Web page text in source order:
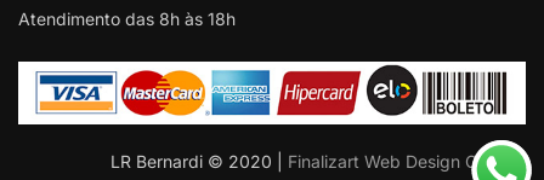
Atendimento das 8h às 18h
LR Bernardi © 2020 | Finalizart Web Design Criativo